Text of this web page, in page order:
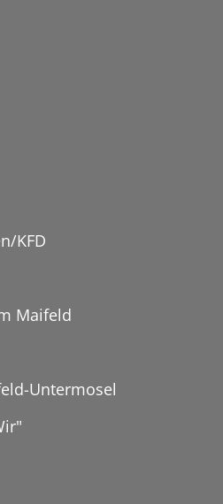
KFD
Maifeld
Untermosel